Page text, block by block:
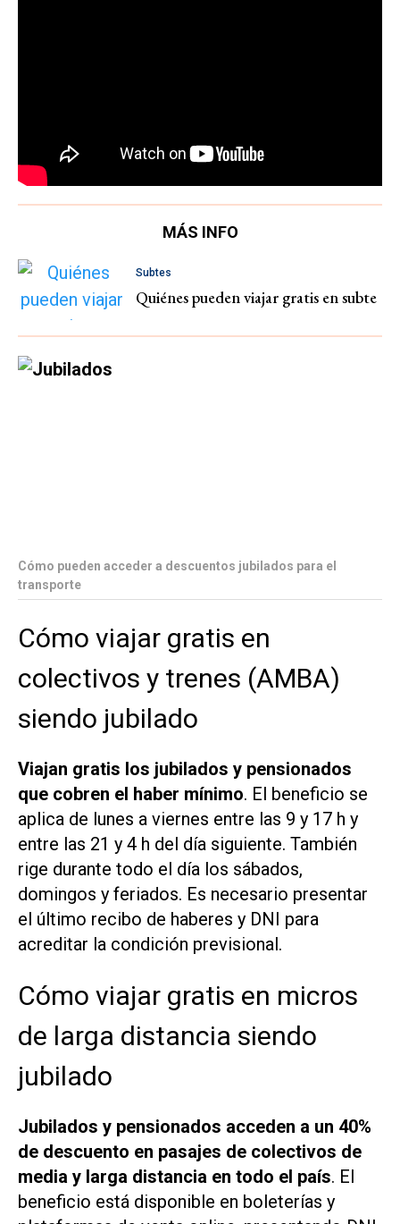
MÁS INFO
Subtes
Quiénes pueden viajar gratis en subte
Cómo pueden acceder a descuentos jubilados para el
transporte
Cómo viajar gratis en
colectivos y trenes (AMBA)
siendo jubilado
Viajan gratis los jubilados y pensionados
que cobren el haber mínimo. El beneficio se
aplica de lunes a viernes entre las 9 y 17 h y
entre las 21 y 4 h del día siguiente. También
rige durante todo el día los sábados,
domingos y feriados. Es necesario presentar
el último recibo de haberes y DNI para
acreditar la condición previsional.
Cómo viajar gratis en micros
de larga distancia siendo
jubilado
Jubilados y pensionados acceden a un 40%
de descuento en pasajes de colectivos de
media y larga distancia en todo el país. El
beneficio está disponible en boleterías y